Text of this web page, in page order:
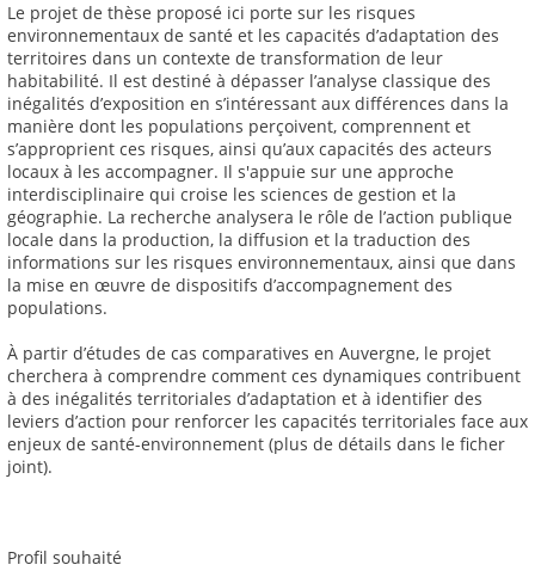
Le projet de thèse proposé ici porte sur les risques
environnementaux de santé et les capacités d’adaptation des
territoires dans un contexte de transformation de leur
habitabilité. Il est destiné à dépasser l’analyse classique des
inégalités d’exposition en s’intéressant aux différences dans la
manière dont les populations perçoivent, comprennent et
s’approprient ces risques, ainsi qu’aux capacités des acteurs
locaux à les accompagner. Il s'appuie sur une approche
interdisciplinaire qui croise les sciences de gestion et la
géographie. La recherche analysera le rôle de l’action publique
locale dans la production, la diffusion et la traduction des
informations sur les risques environnementaux, ainsi que dans
la mise en œuvre de dispositifs d’accompagnement des
populations.
À partir d’études de cas comparatives en Auvergne, le projet
cherchera à comprendre comment ces dynamiques contribuent
à des inégalités territoriales d’adaptation et à identifier des
leviers d’action pour renforcer les capacités territoriales face aux
enjeux de santé-environnement (plus de détails dans le ficher
joint).
Profil souhaité